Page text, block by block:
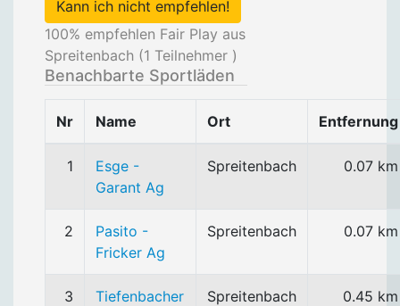
Kann ich nicht empfehlen!
100% empfehlen Fair Play aus
Spreitenbach (1 Teilnehmer )
Benachbarte Sportläden
Nr Name Ort Entfernung
1
Esge -
Garant Ag
Spreitenbach 0.07 km
2
Pasito -
Fricker Ag
Spreitenbach 0.07 km
3
Tiefenbacher
Spreitenbach 0.45 km